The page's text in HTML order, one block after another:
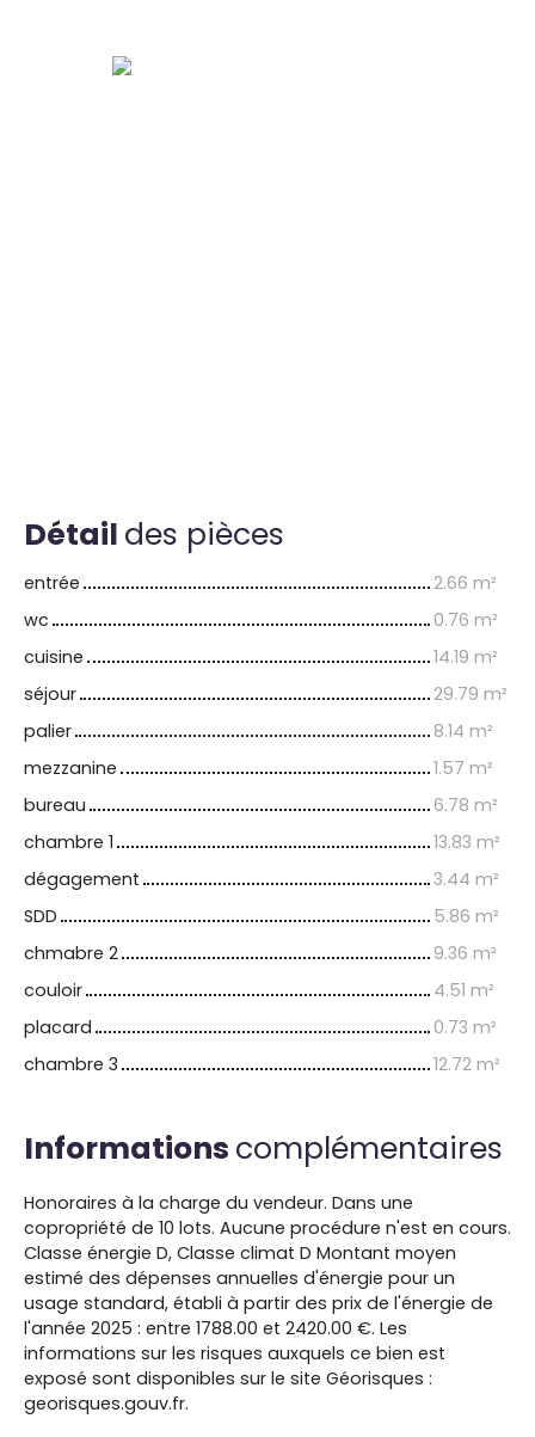
Détail des pièces
entrée
2.66 m²
wc
0.76 m²
cuisine
14.19 m²
séjour
29.79 m²
palier
8.14 m²
mezzanine
1.57 m²
bureau
6.78 m²
chambre 1
13.83 m²
dégagement
3.44 m²
SDD
5.86 m²
chmabre 2
9.36 m²
couloir
4.51 m²
placard
0.73 m²
chambre 3
12.72 m²
Informations complémentaires
Honoraires à la charge du vendeur. Dans une
copropriété de 10 lots. Aucune procédure n'est en cours.
Classe énergie D, Classe climat D Montant moyen
estimé des dépenses annuelles d'énergie pour un
usage standard, établi à partir des prix de l'énergie de
l'année 2025 : entre 1788.00 et 2420.00 €. Les
informations sur les risques auxquels ce bien est
exposé sont disponibles sur le site Géorisques :
georisques.gouv.fr.